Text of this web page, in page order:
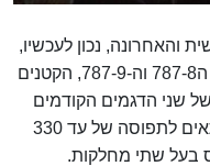
נכון לעכשיו,
של הדגם המשוכלל, שיוצר אחרי דגמי ה787-8 וה-787-9, הקטנים
שני הדגמים הקודמים
והוא נמתח לאורך של 18 רגל. הוא מתאים לתפוסה של עד 330
בעל שתי מחלקות.